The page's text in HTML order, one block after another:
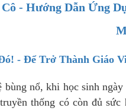
Cô - Hướng Dẫn Ứng
- Để Trở Thành Giáo
bùng nổ, khi học sinh
thống có còn đủ